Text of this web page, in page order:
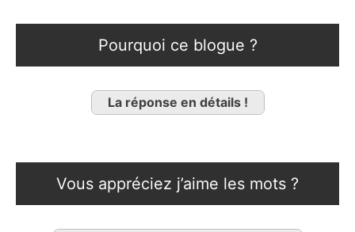
Pourquoi ce blogue ?
La réponse en détails !
Vous appréciez j’aime les mots ?